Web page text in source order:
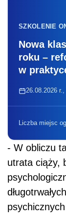
SZKOLENIE
Nowa
roku –
w
26.08.2026
Liczba miejsc
- W obliczu
utrata ciąży,